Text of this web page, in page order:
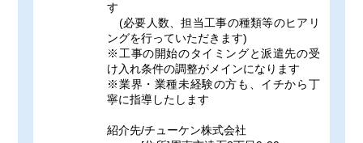
す
(必要人数、担当工事の種類等のヒアリ
ングを行っていただきます)
※工事の開始のタイミングと派遣先の受
け入れ条件の調整がメインになります
※業界・業種未経験の方も、イチから丁
寧に指導したします
紹介先/チューケン株式会社